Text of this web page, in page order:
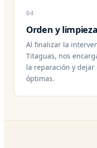
04
Orden y limpieza
Al finalizar la
Titaguas, nos
la reparación y dejar
óptimas.